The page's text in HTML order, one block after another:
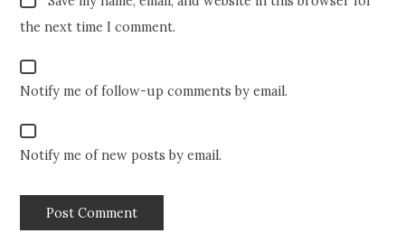
the next time I comment.
Notify me of follow-up comments by email.
Notify me of new posts by email.